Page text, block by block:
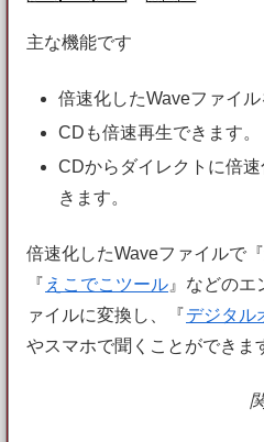
主な機能です
倍速化したWaveファイル
CDも倍速再生できます。
CDからダイレクトに倍
きます。
倍速化したWaveファイルで
『 えこでこツール 』などのエ
ァイルに変換し、『デジタル
やスマホで聞くことができま